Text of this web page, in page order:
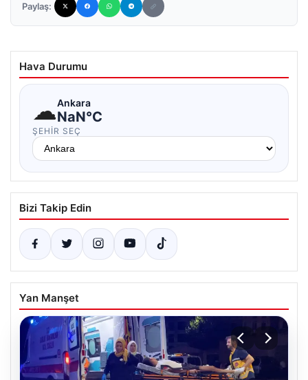
Paylaş:
Hava Durumu
☁Ankara
NaN°C
ŞEHIR SEÇ
Bizi Takip Edin
Yan Manşet